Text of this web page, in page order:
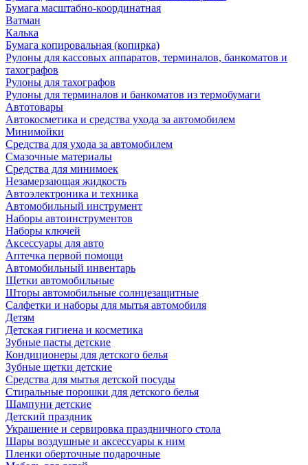
Бумага масштабно-координатная
Ватман
Калька
Бумага копировальная (копирка)
Рулоны для кассовых аппаратов, терминалов, банкоматов и
тахографов
Рулоны для тахографов
Рулоны для терминалов и банкоматов из термобумаги
Автотовары
Автокосметика и средства ухода за автомобилем
Минимойки
Средства для ухода за автомобилем
Смазочные материалы
Средства для минимоек
Незамерзающая жидкость
Автоэлектроника и техника
Автомобильный инструмент
Наборы автоинструментов
Наборы ключей
Аксессуары для авто
Аптечка первой помощи
Автомобильный инвентарь
Щетки автомобильные
Шторы автомобильные солнцезащитные
Салфетки и наборы для мытья автомобиля
Детям
Детская гигиена и косметика
Зубные пасты детские
Кондиционеры для детского белья
Зубные щетки детские
Средства для мытья детской посуды
Стиральные порошки для детского белья
Шампуни детские
Детский праздник
Украшение и сервировка праздничного стола
Шары воздушные и аксессуары к ним
Пленки оберточные подарочные